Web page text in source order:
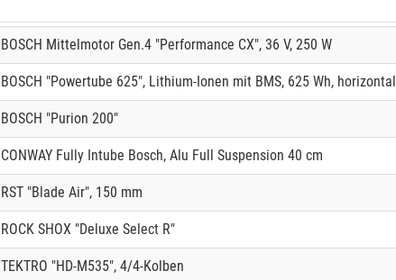
BOSCH Mittelmotor Gen.4 "Performance CX", 36 V, 250 W
BOSCH "Powertube 625", Lithium-Ionen mit BMS, 625 Wh, horizontal
BOSCH "Purion 200"
CONWAY Fully Intube Bosch, Alu Full Suspension 40 cm
RST "Blade Air", 150 mm
ROCK SHOX "Deluxe Select R"
TEKTRO "HD-M535", 4/4-Kolben